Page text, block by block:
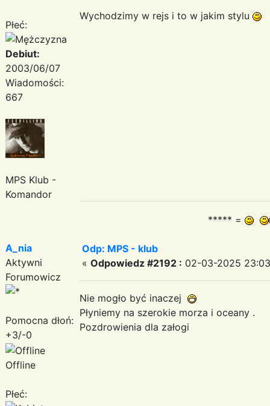
Płeć:
Debiut:
2003/06/07
Wiadomości:
667
MPS Klub -
Komandor
Wychodzimy w rejs i to w jakim stylu
***** =
A_nia
Aktywni
Forumowicz
Pomocna dłoń:
+3/-0
Offline
Płeć:
Odp: MPS - klub
« Odpowiedz #2192 : 02-03-2025
Nie mogło być inaczej
Płyniemy na szerokie morza i oceany .
Pozdrowienia dla załogi